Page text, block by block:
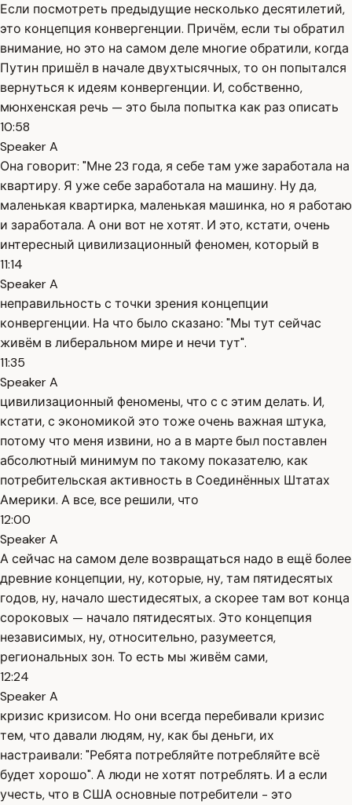
Если посмотреть предыдущие несколько десятилетий,
это концепция конвергенции. Причём, если ты обратил
внимание, но это на самом деле многие обратили, когда
Путин пришёл в начале двухтысячных, то он попытался
вернуться к идеям конвергенции. И, собственно,
мюнхенская речь — это была попытка как раз описать
10:58
Speaker A
Она говорит: "Мне 23 года, я себе там уже заработала на
квартиру. Я уже себе заработала на машину. Ну да,
маленькая квартирка, маленькая машинка, но я работаю
и заработала. А они вот не хотят. И это, кстати, очень
интересный цивилизационный феномен, который в
11:14
Speaker A
неправильность с точки зрения концепции
конвергенции. На что было сказано: "Мы тут сейчас
живём в либеральном мире и нечи тут".
11:35
Speaker A
цивилизационный феномены, что с с этим делать. И,
кстати, с экономикой это тоже очень важная штука,
потому что меня извини, но а в марте был поставлен
абсолютный минимум по такому показателю, как
потребительская активность в Соединённых Штатах
Америки. А все, все решили, что
12:00
Speaker A
А сейчас на самом деле возвращаться надо в ещё более
древние концепции, ну, которые, ну, там пятидесятых
годов, ну, начало шестидесятых, а скорее там вот конца
сороковых — начало пятидесятых. Это концепция
независимых, ну, относительно, разумеется,
региональных зон. То есть мы живём сами,
12:24
Speaker A
кризис кризисом. Но они всегда перебивали кризис
тем, что давали людям, ну, как бы деньги, их
настраивали: "Ребята потребляйте потребляйте всё
будет хорошо". А люди не хотят потреблять. И а если
учесть, что в США основные потребители - это